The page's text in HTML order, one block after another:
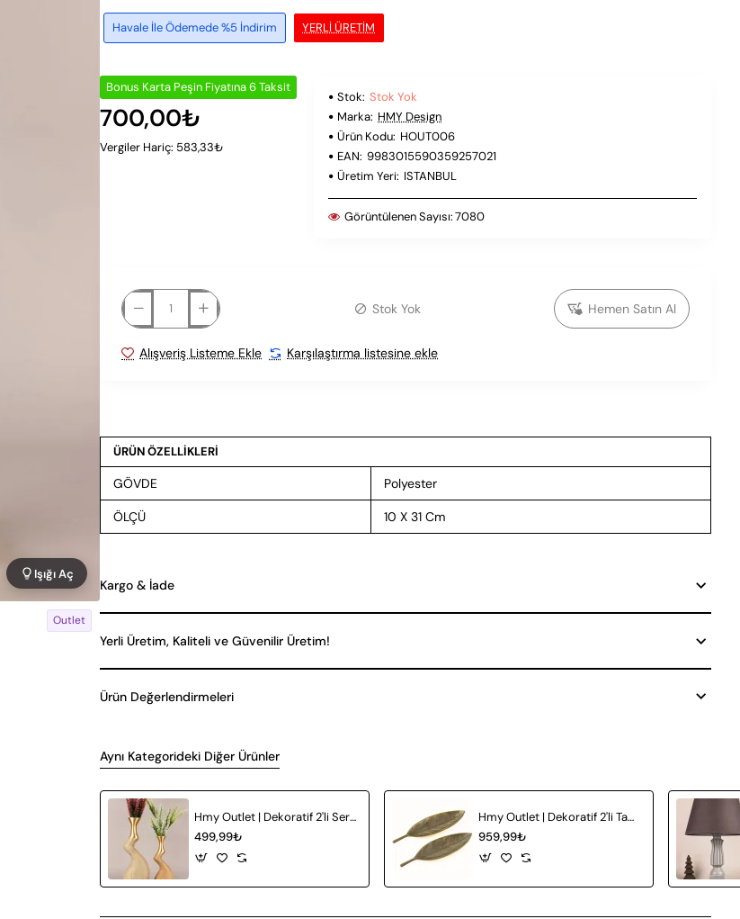
Outlet
Işığı Aç
YERLI ÜRETIM
Havale İle Ödemede %5 İndirim
Bonus Karta Peşin Fiyatına 6 Taksit
700,00₺
Vergiler Hariç: 583,33₺
Stok: Stok Yok
Marka: HMY Design
Ürün Kodu: HOUT006
EAN: 9983015590359257021
Üretim Yeri: ISTANBUL
Görüntülenen Sayısı:7080
Stok Yok Hemen Satın Al
Alışveriş Listeme Ekle Karşılaştırma listesine ekle
ÜRÜN ÖZELLİKLERİ
GÖVDE Polyester
ÖLÇÜ 10 X 31 Cm
Kargo & İade
Yerli Üretim, Kaliteli ve Güvenilir Üretim!
Ürün Değerlendirmeleri
Aynı Kategorideki Diğer Ürünler
Hmy Outlet | Dekoratif 2'li Seramik Vazo
499,99₺
Hmy Outlet | Dekoratif 2'li Tabak
959,99₺